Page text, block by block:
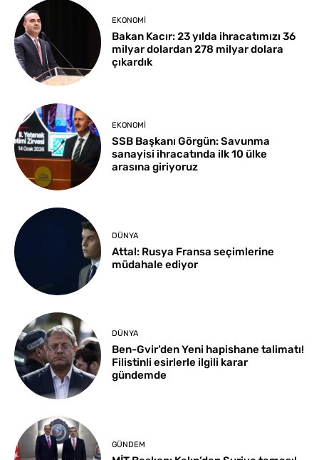
EKONOMI
Bakan Kacır: 23 yılda ihracatımızı 36
milyar dolardan 278 milyar dolara
çıkardık
EKONOMI
SSB Başkanı Görgün: Savunma
sanayisi ihracatında ilk 10 ülke
arasına giriyoruz
DÜNYA
Attal: Rusya Fransa seçimlerine
müdahale ediyor
DÜNYA
Ben-Gvir’den Yeni hapishane talimatı!
Filistinli esirlerle ilgili karar
gündemde
GÜNDEM